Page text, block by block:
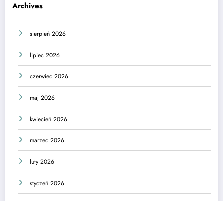
Archives
sierpień 2026
lipiec 2026
czerwiec 2026
maj 2026
kwiecień 2026
marzec 2026
luty 2026
styczeń 2026